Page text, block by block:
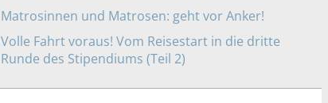
Matrosinnen und Matrosen: geht vor Anker!
Volle Fahrt voraus! Vom Reisestart in die dritte
Runde des Stipendiums (Teil 2)